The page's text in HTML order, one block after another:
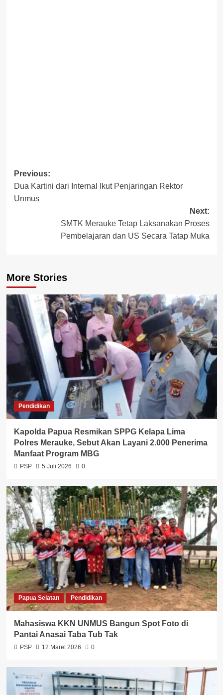
Post
navigation
Previous:
Dua Kartini dari Internal Ikut Penjaringan Rektor
Unmus
Next:
SMTK Merauke Tetap Laksanakan Proses
Pembelajaran dan US Secara Tatap Muka
More Stories
Pendidikan
Kapolda Papua Resmikan SPPG Kelapa Lima
Polres Merauke, Sebut Akan Layani 2.000 Penerima
Manfaat Program MBG
PSP 5 Juli 2026 0
Papua Selatan Pendidikan
Mahasiswa KKN UNMUS Bangun Spot Foto di
Pantai Anasai Taba Tub Tak
PSP 12 Maret 2026 0